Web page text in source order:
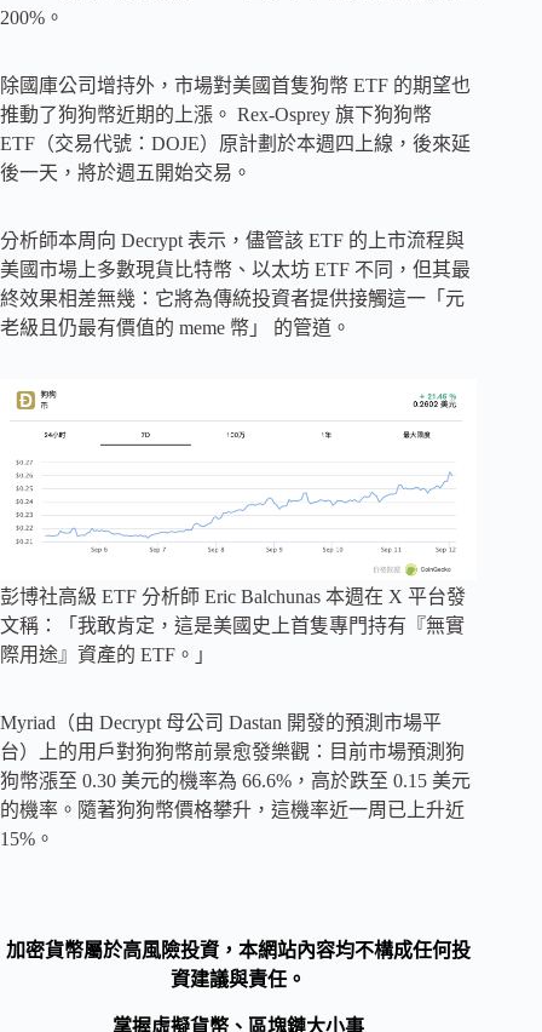
200%。
除國庫公司增持外，市場對美國首隻狗幣 ETF 的期望也
推動了狗狗幣近期的上漲。 Rex-Osprey 旗下狗狗幣
ETF（交易代號：DOJE）原計劃於本週四上線，後來延
後一天，將於週五開始交易。
分析師本周向 Decrypt 表示，儘管該 ETF 的上市流程與
美國市場上多數現貨比特幣、以太坊 ETF 不同，但其最
終效果相差無幾：它將為傳統投資者提供接觸這一「元
老級且仍最有價值的 meme 幣」 的管道。
彭博社高級 ETF 分析師 Eric Balchunas 本週在 X 平台發
文稱：「我敢肯定，這是美國史上首隻專門持有『無實
際用途』資產的 ETF。」
Myriad（由 Decrypt 母公司 Dastan 開發的預測市場平
台）上的用戶對狗狗幣前景愈發樂觀：目前市場預測狗
狗幣漲至 0.30 美元的機率為 66.6%，高於跌至 0.15 美元
的機率。隨著狗狗幣價格攀升，這機率近一周已上升近
15%。
加密貨幣屬於高風險投資，本網站內容均不構成任何投
資建議與責任。
掌握虛擬貨幣、區塊鏈大小事